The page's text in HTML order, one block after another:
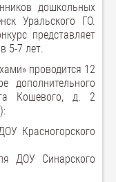
дошкольных
Уральского ГО.
представляет
5-7 лет.
проводится 12
Кошевого, д. 2
Красногорского
ДОУ Синарского